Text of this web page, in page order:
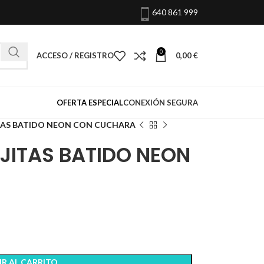
640 861 999
ACCESO / REGISTRO 0 0,00€
OFERTA ESPECIALCONEXIÓN SEGURA
BATIDO NEON CON CUCHARA
BATIDO NEON
AL CARRITO